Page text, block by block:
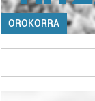
OROKORRA